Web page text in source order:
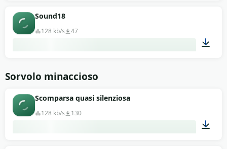
Sound18
128 kb/s 47
Sorvolo minaccioso
Scomparsa quasi silenziosa
128 kb/s 130